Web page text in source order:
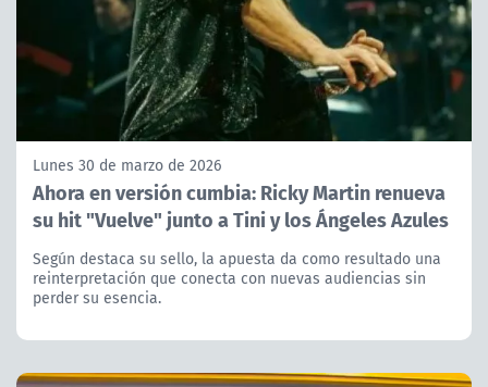
Lunes 30 de marzo de 2026
Ahora en versión cumbia: Ricky Martin renueva
su hit "Vuelve" junto a Tini y los Ángeles Azules
Según destaca su sello, la apuesta da como resultado una
reinterpretación que conecta con nuevas audiencias sin
perder su esencia.